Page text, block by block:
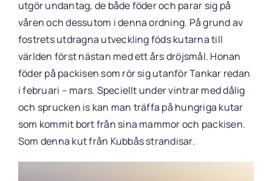
utgör undantag, de både föder och parar sig på
våren och dessutom i denna ordning. På grund av
fostrets utdragna utveckling föds kutarna till
världen först nästan med ett års dröjsmål. Honan
föder på packisen som rör sig utanför Tankar redan
i februari – mars. Speciellt under vintrar med dålig
och sprucken is kan man träffa på hungriga kutar
som kommit bort från sina mammor och packisen.
Som denna kut från Kubbås strandisar.